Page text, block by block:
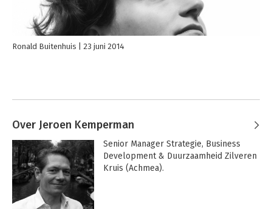
Ronald Buitenhuis 23 juni 2014
Over Jeroen Kemperman
Senior Manager Strategie, Business
Development & Duurzaamheid Zilveren
Kruis (Achmea).